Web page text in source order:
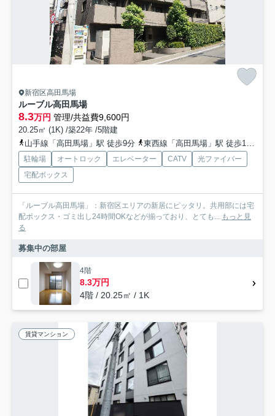
新宿区高田馬場
ルーブル高田馬場
8.3万円 管理/共益費9,600円
20.25㎡ (1K) /築22年 /5階建
山手線「高田馬場」駅 徒歩9分
東西線「高田馬場」駅 徒歩11分
駐輪場 オートロック エレベーター CATV
光ファイバー
宅配ボックス
「ルーブル高田馬場」：新宿区エリアの新居にピッタリ。共用部には宅
配ボックス・ゴミ出し24時間OKなどが揃っており、とても... もっと見
る
募集中の部屋
4階
8.3万円
4階 / 20.25㎡ / 1K
賃貸マンション